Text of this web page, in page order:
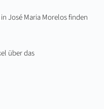
José Maria Morelos finden
über das